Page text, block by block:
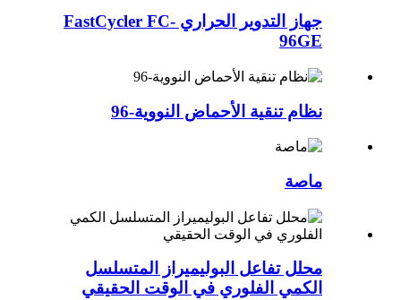
جهاز التدوير الحراري FastCycler FC-
96GE
نظام تنقية الأحماض النووية-96
ماصة
محلل تفاعل البوليميراز المتسلسل
الكمي الفلوري في الوقت الحقيقي